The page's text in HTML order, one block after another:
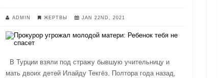
ADMIN ЖЕРТВЫ JAN 22ND, 2021
В Турции взяли под стражу бывшую учительницу и
мать двоих детей Илайду Текгёз. Полтора года назад,